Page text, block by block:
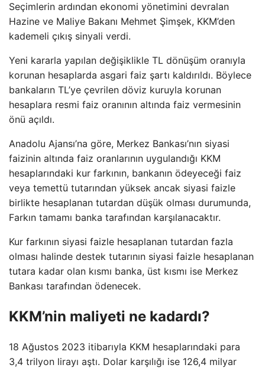
Seçimlerin ardından ekonomi yönetimini devralan
Hazine ve Maliye Bakanı Mehmet Şimşek, KKM’den
kademeli çıkış sinyali verdi.
Yeni kararla yapılan değişiklikle TL dönüşüm oranıyla
korunan hesaplarda asgari faiz şartı kaldırıldı. Böylece
bankaların TL’ye çevrilen döviz kuruyla korunan
hesaplara resmi faiz oranının altında faiz vermesinin
önü açıldı.
Anadolu Ajansı’na göre, Merkez Bankası’nın siyasi
faizinin altında faiz oranlarının uygulandığı KKM
hesaplarındaki kur farkının, bankanın ödeyeceği faiz
veya temettü tutarından yüksek ancak siyasi faizle
birlikte hesaplanan tutardan düşük olması durumunda,
Farkın tamamı banka tarafından karşılanacaktır.
Kur farkının siyasi faizle hesaplanan tutardan fazla
olması halinde destek tutarının siyasi faizle hesaplanan
tutara kadar olan kısmı banka, üst kısmı ise Merkez
Bankası tarafından ödenecek.
KKM’nin maliyeti ne kadardı?
18 Ağustos 2023 itibarıyla KKM hesaplarındaki para
3,4 trilyon lirayı aştı. Dolar karşılığı ise 126,4 milyar